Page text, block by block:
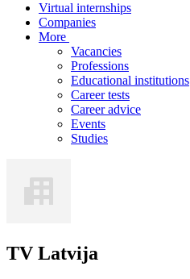
Virtual internships
Companies
More
Vacancies
Professions
Educational institutions
Career tests
Career advice
Events
Studies
TV Latvija